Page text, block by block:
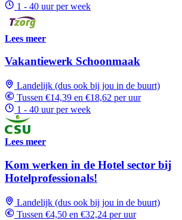
1 - 40 uur per week
Lees meer
Vakantiewerk Schoonmaak
Landelijk (dus ook bij jou in de buurt)
Tussen €14,39 en €18,62 per uur
1 - 40 uur per week
Lees meer
Kom werken in de Hotel sector bij
Hotelprofessionals!
Landelijk (dus ook bij jou in de buurt)
Tussen €4,50 en €32,24 per uur